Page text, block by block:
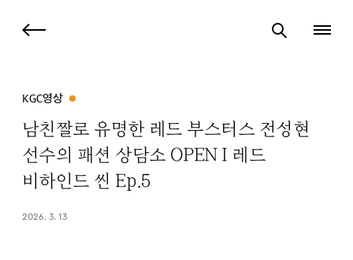
KGC영상
남친짤로 유명한 레드 부스터스 전성현
선수의 패션 상담소 OPEN I 레드
비하인드 씬 Ep.5
2026. 3. 13